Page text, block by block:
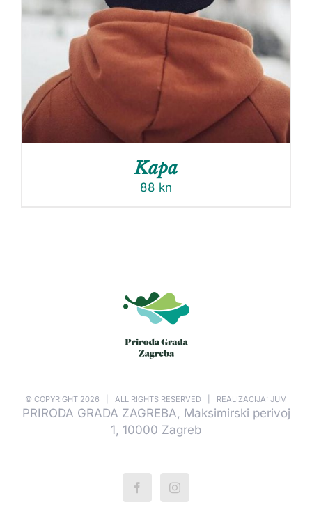
Kapa
88 kn
© COPYRIGHT 2026 | ALL RIGHTS RESERVED | REALIZACIJA: JUM
PRIRODA GRADA ZAGREBA, Maksimirski perivoj
1, 10000 Zagreb